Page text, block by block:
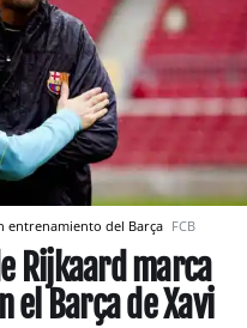
entrenamiento del Barça FCB
Rijkaard marca
el Barça de Xavi